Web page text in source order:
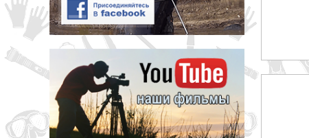
Производитель
_JSHOP_SEARCH_COINS
до
грн